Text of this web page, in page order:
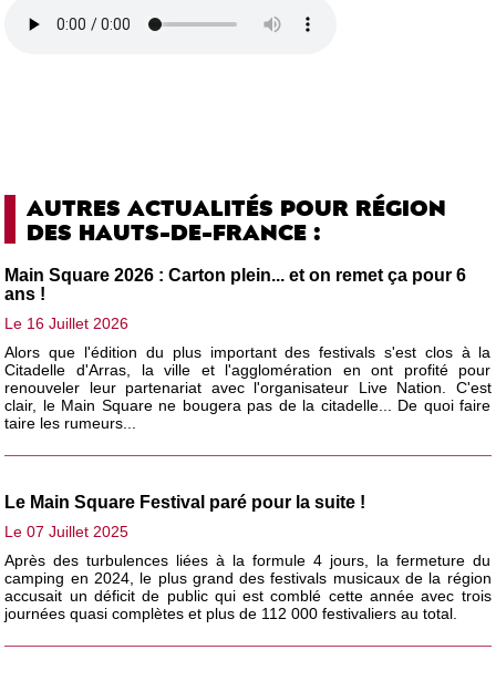
AUTRES ACTUALITÉS POUR RÉGION
DES HAUTS-DE-FRANCE :
Main Square 2026 : Carton plein... et on remet ça pour 6
ans !
Le 16 Juillet 2026
Alors que l'édition du plus important des festivals s'est clos à la
Citadelle d'Arras, la ville et l'agglomération en ont profité pour
renouveler leur partenariat avec l'organisateur Live Nation. C'est
clair, le Main Square ne bougera pas de la citadelle... De quoi faire
taire les rumeurs...
Le Main Square Festival paré pour la suite !
Le 07 Juillet 2025
Après des turbulences liées à la formule 4 jours, la fermeture du
camping en 2024, le plus grand des festivals musicaux de la région
accusait un déficit de public qui est comblé cette année avec trois
journées quasi complètes et plus de 112 000 festivaliers au total.